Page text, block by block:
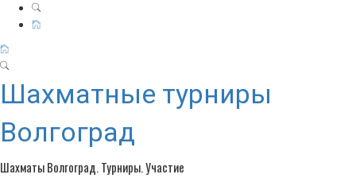
Шахматные турниры
Волгоград
Шахматы Волгоград. Турниры. Участие